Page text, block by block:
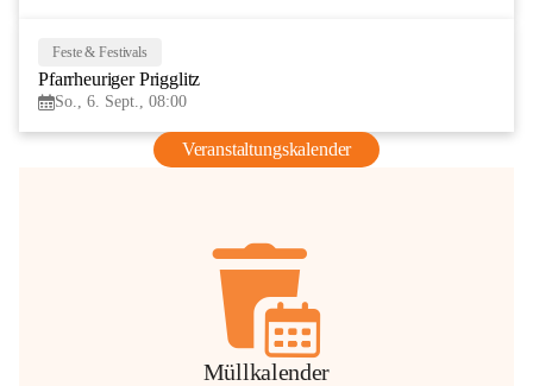
Feste & Festivals
Pfarrheuriger Prigglitz
So., 6. Sept., 08:00
Veranstaltungskalender
Müllkalender